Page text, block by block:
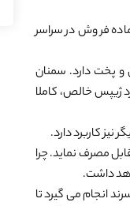
فروش در سراسر
و پخت دارد. سمنان
ژیپس خالص، کاملا
نیز کاربرد دارد.
مصرف نماید. چرا
داشت.
انجام می گیرد تا